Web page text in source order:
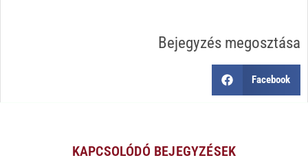
Bejegyzés megosztása
Facebook
KAPCSOLÓDÓ BEJEGYZÉSEK